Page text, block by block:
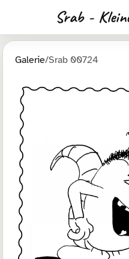
Srab -
Galerie/Srab 00724